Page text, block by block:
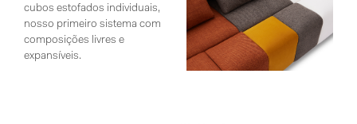
cubos estofados individuais,
nosso primeiro sistema com
composições livres e
expansíveis.